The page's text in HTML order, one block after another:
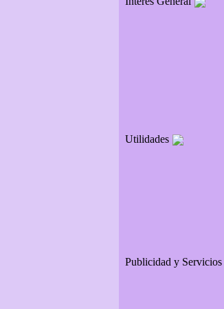
Utilidades
Publicidad y Servicios